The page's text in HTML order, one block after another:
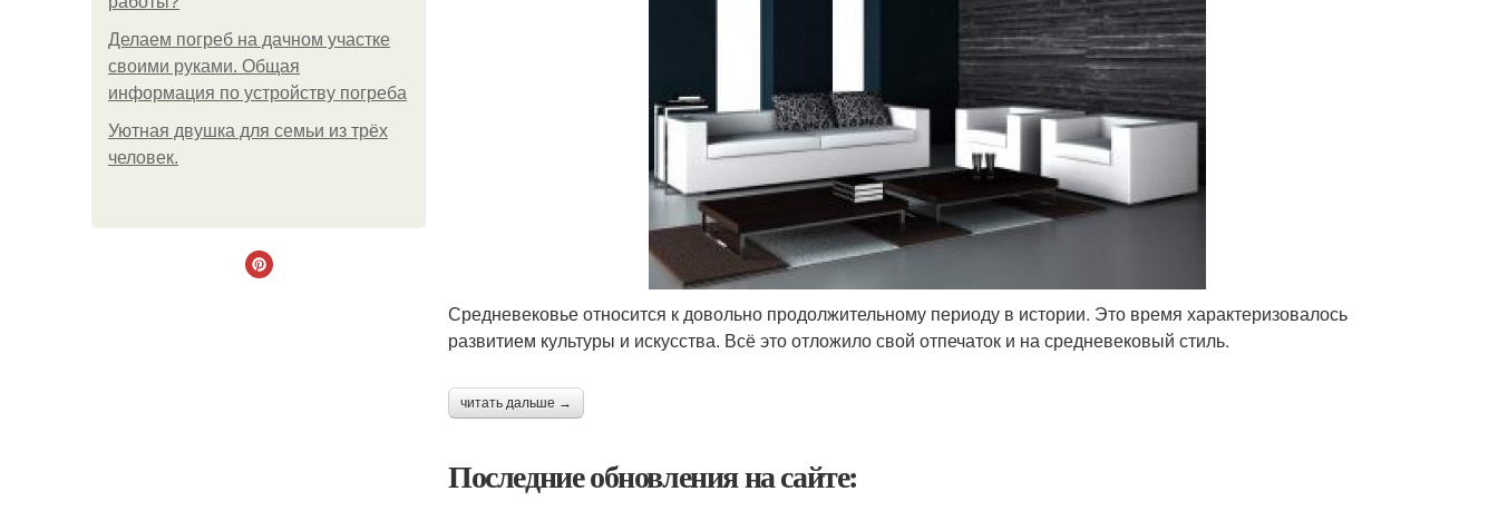
Делаем погреб на дачном участке
своими руками. Общая
информация по устройству погреба
Уютная двушка для семьи из трёх
человек.
Средневековье относится к довольно продолжительному периоду в истории. Это время характеризовалось
развитием культуры и искусства. Всё это отложило свой отпечаток и на средневековый стиль.
читать дальше →
Последние обновления на сайте: